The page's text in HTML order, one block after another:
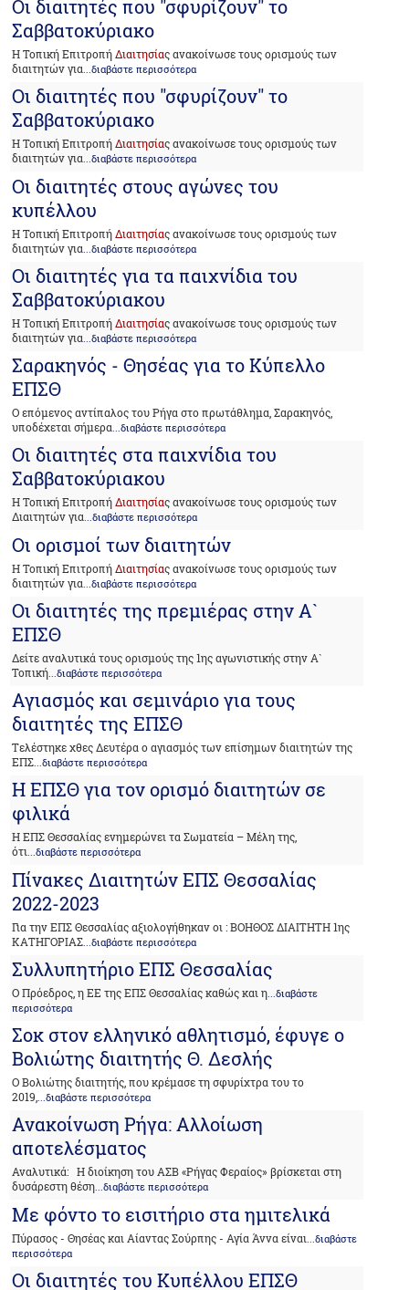
Οι διαιτητές που "σφυρίζουν" το
Σαββατοκύριακο
Η Τοπική ΕπιτροπήΔιαιτησίας ανακοίνωσε τους ορισμούς των
διαιτητών για...διαβάστε περισσότερα
Οι διαιτητές που "σφυρίζουν" το
Σαββατοκύριακο
Η Τοπική ΕπιτροπήΔιαιτησίας ανακοίνωσε τους ορισμούς των
διαιτητών για...διαβάστε περισσότερα
Οι διαιτητές στους αγώνες του
κυπέλλου
Η Τοπική ΕπιτροπήΔιαιτησίας ανακοίνωσε τους ορισμούς των
διαιτητών για ...διαβάστε περισσότερα
Οι διαιτητές για τα παιχνίδια του
Σαββατοκύριακου
Η Τοπική ΕπιτροπήΔιαιτησίας ανακοίνωσε τους ορισμούς των
διαιτητών για...διαβάστε περισσότερα
Σαρακηνός - Θησέας για το Κύπελλο
ΕΠΣΘ
Ο επόμενος αντίπαλος του Ρήγα στο πρωτάθλημα, Σαρακηνός,
υποδέχεται σήμερα...διαβάστε περισσότερα
Οι διαιτητές στα παιχνίδια του
Σαββατοκύριακου
Η Τοπική ΕπιτροπήΔιαιτησίας ανακοίνωσε τους ορισμούς των
Διαιτητών για...διαβάστε περισσότερα
Οι ορισμοί των διαιτητών
Η Τοπική ΕπιτροπήΔιαιτησίας ανακοίνωσε τους ορισμούς των
διαιτητών για ...διαβάστε περισσότερα
Οι διαιτητές της πρεμιέρας στην Α`
ΕΠΣΘ
Δείτε αναλυτικά τους ορισμούς της 1ης αγωνιστικής στην Α`
Τοπική...διαβάστε περισσότερα
Αγιασμός και σεμινάριο για τους
διαιτητές της ΕΠΣΘ
Tελέστηκε χθες Δευτέρα ο αγιασμός των επίσημων διαιτητών της
ΕΠΣ...διαβάστε περισσότερα
Η ΕΠΣΘ για τον ορισμό διαιτητών σε
φιλικά
Η ΕΠΣ Θεσσαλίας ενημερώνει τα Σωματεία – Μέλη της,
ότι...διαβάστε περισσότερα
Πίνακες Διαιτητών ΕΠΣ Θεσσαλίας
2022-2023
Για την ΕΠΣ Θεσσαλίας αξιολογήθηκαν οι : ΒΟΗΘΟΣ ΔΙΑΙΤΗΤΗ 1ης
ΚΑΤΗΓΟΡΙΑΣ ...διαβάστε περισσότερα
Συλλυπητήριο ΕΠΣ Θεσσαλίας
Ο Πρόεδρος, η ΕΕ της ΕΠΣ Θεσσαλίας καθώς και η...διαβάστε
περισσότερα
Σοκ στον ελληνικό αθλητισμό, έφυγε ο
Βολιώτης διαιτητής Θ. Δεσλής
Ο Βολιώτης διαιτητής, που κρέμασε τη σφυρίχτρα του το
2019, ...διαβάστε περισσότερα
Ανακοίνωση Ρήγα: Αλλοίωση
αποτελέσματος
Αναλυτικά: Η διοίκηση του ΑΣΒ «Ρήγας Φεραίος» βρίσκεται στη
δυσάρεστη θέση...διαβάστε περισσότερα
Με φόντο το εισιτήριο στα ημιτελικά
Πύρασος - Θησέας και Αίαντας Σούρπης - Αγία Άννα είναι ...διαβάστε
περισσότερα
Οι διαιτητές του Κυπέλλου ΕΠΣΘ